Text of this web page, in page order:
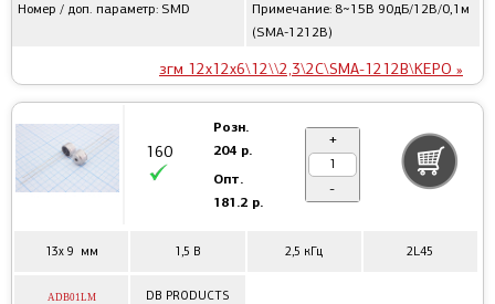
Номер / доп. параметр: SMD
Примечание: 8~15В 90дБ/12В/0,1м
(SMA-1212B)
згм 12x12x6\12\\2,3\2C\SMA-1212B\KEPO »
13x 9 мм 1,5 В 2,5 кГц 2L45
ADB01LM DB PRODUCTS
160
Розн.
204 р.
Опт.
181.2 р.
+
-